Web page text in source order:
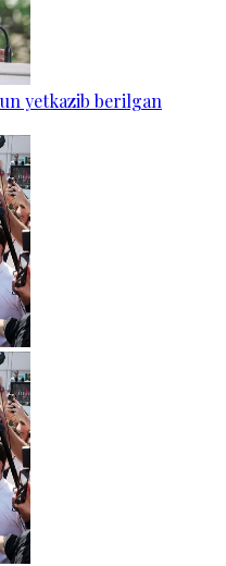
yetkazib berilgan